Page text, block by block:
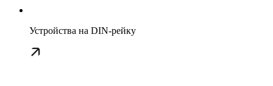
Устройства на DIN-рейку